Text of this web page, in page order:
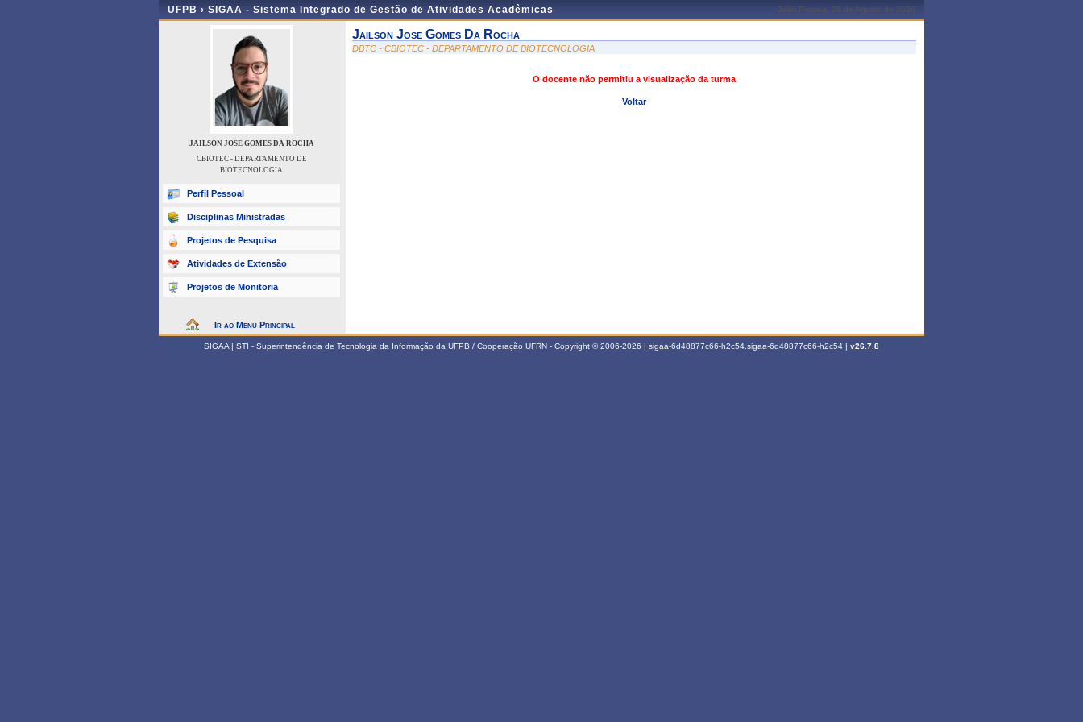
UFPB › SIGAA - Sistema Integrado de Gestão de Atividades Acadêmicas João Pessoa, 06 de Agosto de 2026
JAILSON JOSE GOMES DA ROCHA
CBIOTEC - DEPARTAMENTO DE
BIOTECNOLOGIA
Perfil Pessoal
Disciplinas Ministradas
Projetos de Pesquisa
Atividades de Extensão
Projetos de Monitoria
Ir ao Menu Principal
Jailson Jose Gomes Da Rocha
DBTC - CBIOTEC - DEPARTAMENTO DE BIOTECNOLOGIA
O docente não permitiu a visualização da turma
Voltar
SIGAA | STI - Superintendência de Tecnologia da Informação da UFPB / Cooperação UFRN - Copyright © 2006-2026 | sigaa-6d48877c66-h2c54.sigaa-6d48877c66-h2c54 | v26.7.8